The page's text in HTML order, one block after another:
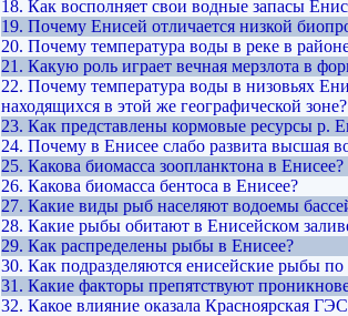
18. Как восполняет свои водные запасы
19. Почему Енисей отличается низкой
20. Почему температура воды в реке в
21. Какую роль играет вечная мерзлота в
22. Почему температура воды в низовьях
находящихся в этой же географической зоне?
23. Как представлены кормовые ресурсы р.
24. Почему в Енисее слабо развита высшая
25. Какова биомасса зоопланктона в Енисее?
26. Какова биомасса бентоса в Енисее?
27. Какие виды рыб населяют водоемы
28. Какие рыбы обитают в Енисейском
29. Как распределены рыбы в Енисее?
30. Как подразделяются енисейские рыбы
31. Какие факторы препятствуют
32. Какое влияние оказала Красноярская